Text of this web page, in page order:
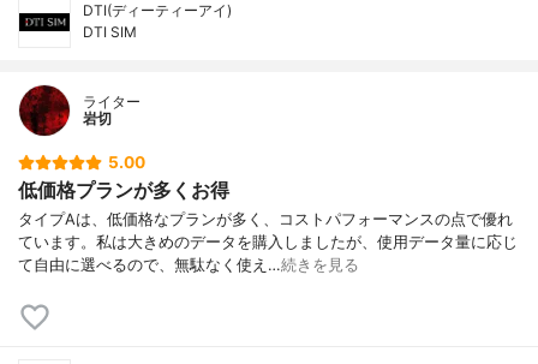
DTI(ディーティーアイ)
DTI SIM
ライター
岩切
5.00
低価格プランが多くお得
タイプAは、低価格なプランが多く、コストパフォーマンスの点で優れ
ています。私は大きめのデータを購入しましたが、使用データ量に応じ
て自由に選べるので、無駄なく使え…続きを見る